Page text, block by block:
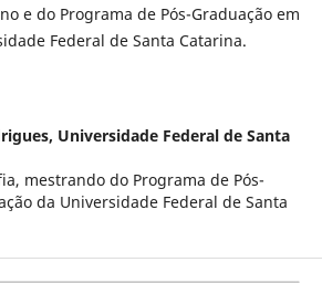
e do Programa de Pós-Graduação em
Federal de Santa Catarina.
Universidade Federal de Santa
mestrando do Programa de Pós-
da Universidade Federal de Santa